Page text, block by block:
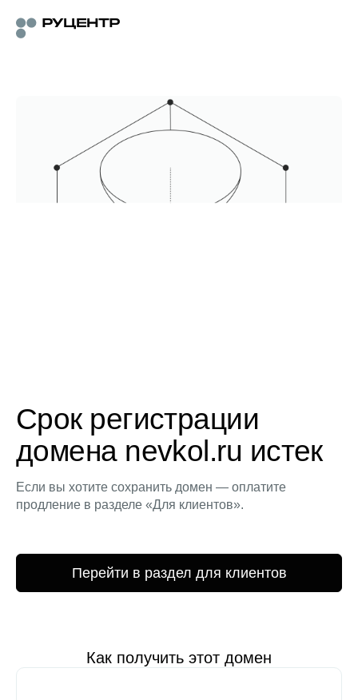
Срок регистрации
домена nevkol.ru истек
Если вы хотите сохранить домен — оплатите
продление в разделе «Для клиентов».
Перейти в раздел для клиентов
Как получить этот домен